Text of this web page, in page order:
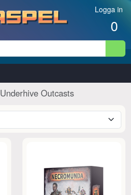
Logga in
0
Underhive Outcasts